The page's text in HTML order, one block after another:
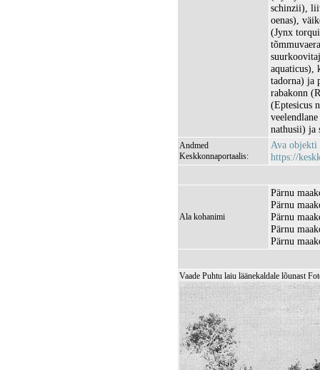
schinzii),
oenas),
(Jynx
aquaticus),
tadorna) ja
rabakonn
(Eptesicus
nathusii) ja
Andmed
Keskkonnaportaalis:
Ava objekti
https://
Ala kohanimi
Pärnu
Pärnu
Pärnu
Pärnu
Pärnu
Vaade Puhtu laiu läänekaldale lõunast